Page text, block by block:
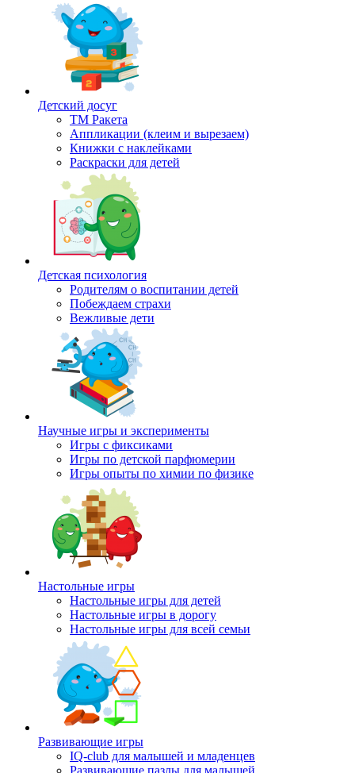
Детский досуг
ТМ Ракета
Аппликации (клеим и вырезаем)
Книжки с наклейками
Раскраски для детей
Детская психология
Родителям о воспитании детей
Побеждаем страхи
Вежливые дети
Научные игры и эксперименты
Игры с фиксиками
Игры по детской парфюмерии
Игры опыты по химии по физике
Настольные игры
Настольные игры для детей
Настольные игры в дорогу
Настольные игры для всей семьи
Развивающие игры
IQ-club для малышей и младенцев
Развивающие пазлы для малышей